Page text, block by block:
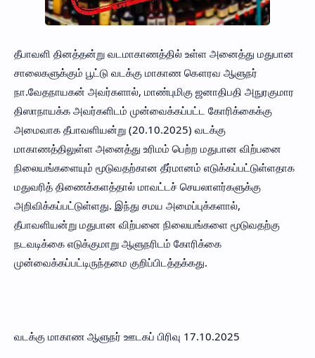
தீபாவளி தினத்தன்று வடமாகாணத்தில் உள்ள அனைத்து மதுபான
சாலைகளுக்கும் பூட்டு வடக்கு மாகாண கௌரவ ஆளுநர்
நா.வேதநாயகன் அவர்களால், மாண்புமிகு ஜனாதிபதி அநுரகுமார
திஸாநாயக்க அவர்களிடம் முன்வைக்கப்பட்ட கோரிக்கைக்கு
அமைவாக தீபாவளியன்று (20.10.2025) வடக்கு
மாகாணத்திலுள்ள அனைத்து உரிமம் பெற்ற மதுபான விற்பனை
நிலையங்களையும் மூடுவதற்கான தீர்மானம் எடுக்கப்பட்டுள்ளதாக
மதுவரித் திணைக்களத்தால் மாவட்டச் செயலாளர்களுக்கு
அறிவிக்கப்பட்டுள்ளது. இந்து சமய அமைப்புக்களால்,
தீபாவளியன்று மதுபான விற்பனை நிலையங்களை மூடுவதற்கு
நடவடிக்கை எடுக்குமாறு ஆளுநரிடம் கோரிக்கை
முன்வைக்கப்பட்டிருந்தமை குறிப்பிடத்தக்கது.
வடக்கு மாகாண ஆளுநர் ஊடகப் பிரிவு 17.10.2025